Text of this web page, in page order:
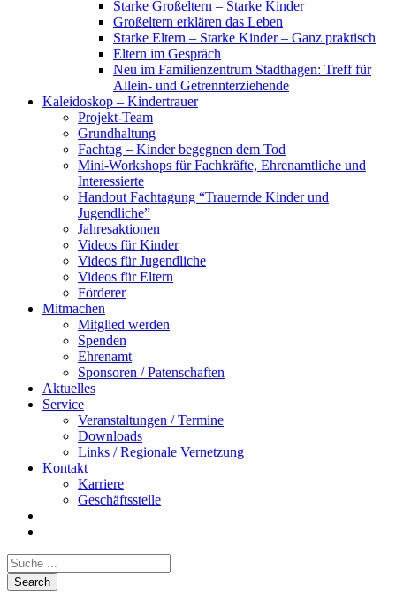
Starke Großeltern – Starke Kinder
Großeltern erklären das Leben
Starke Eltern – Starke Kinder – Ganz praktisch
Eltern im Gespräch
Neu im Familienzentrum Stadthagen: Treff für
Allein- und Getrennterziehende
Kaleidoskop – Kindertrauer
Projekt-Team
Grundhaltung
Fachtag – Kinder begegnen dem Tod
Mini-Workshops für Fachkräfte, Ehrenamtliche und
Interessierte
Handout Fachtagung “Trauernde Kinder und
Jugendliche”
Jahresaktionen
Videos für Kinder
Videos für Jugendliche
Videos für Eltern
Förderer
Mitmachen
Mitglied werden
Spenden
Ehrenamt
Sponsoren / Patenschaften
Aktuelles
Service
Veranstaltungen / Termine
Downloads
Links / Regionale Vernetzung
Kontakt
Karriere
Geschäftsstelle